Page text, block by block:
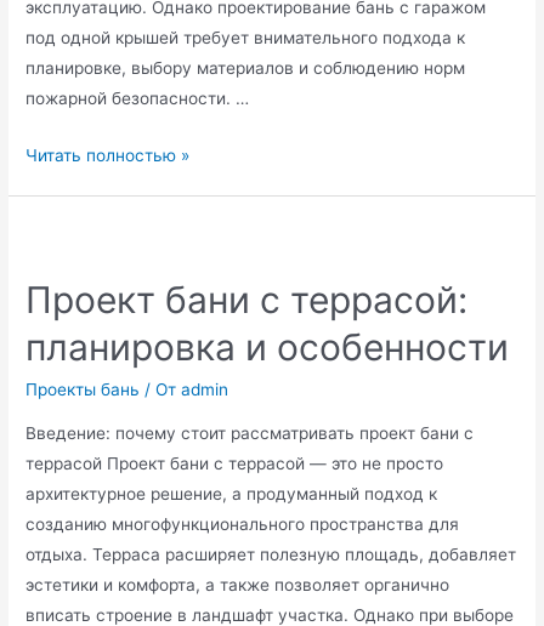
эксплуатацию. Однако проектирование бань с гаражом
под одной крышей требует внимательного подхода к
планировке, выбору материалов и соблюдению норм
пожарной безопасности. …
Проект
особенности
совмещённого
строения
Читать полностью »
Проект бани с террасой:
планировка и особенности
Проекты бань / От admin
Введение: почему стоит рассматривать проект бани с
террасой Проект бани с террасой — это не просто
архитектурное решение, а продуманный подход к
созданию многофункционального пространства для
отдыха. Терраса расширяет полезную площадь, добавляет
эстетики и комфорта, а также позволяет органично
вписать строение в ландшафт участка. Однако при выборе